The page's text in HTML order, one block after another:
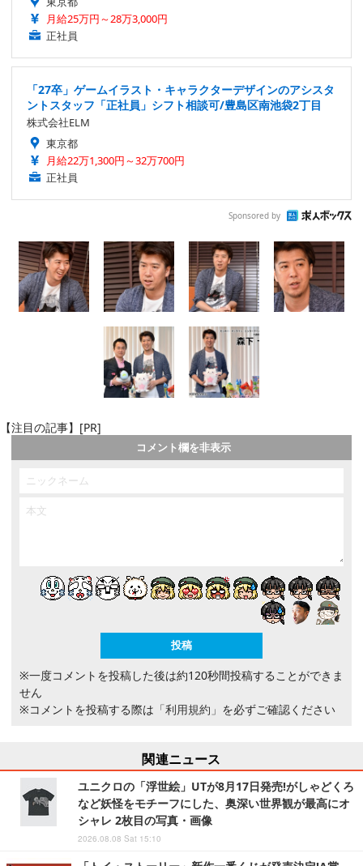
月給25万円～28万3,000円
正社員
「27卒」ゲームイラスト・キャラクターデザインのアシスタ
ントスタッフ「正社員」シフト相談可/豊島区南池袋2丁目
株式会社ELM
東京都
月給22万1,300円～32万700円
正社員
Sponsored by
【注目の記事】[PR]
コメント欄を非表示
※一度コメントを投稿した後は約120秒間投稿することができま
せん
※コメントを投稿する際は 「利用規約」 を必ずご確認ください
関連ニュース
ユニクロの「浮世絵」UTが8月17日発売!がしゃどくろ
など妖怪をモチーフにした、奥深い世界観が最高にオ
シャレ 2枚目の写真・画像
2026.08.08 Sat 15:10